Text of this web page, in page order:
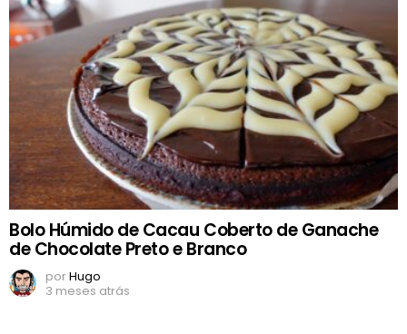
Bolo Húmido de Cacau Coberto de Ganache
de Chocolate Preto e Branco
porHugo
3 meses atrás